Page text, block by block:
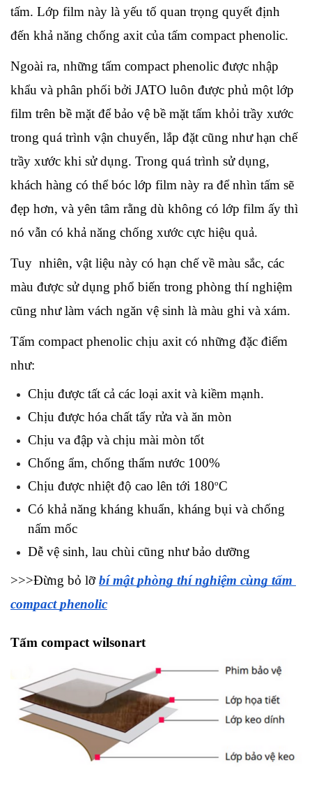
tấm. Lớp film này là yếu tố quan trọng quyết định
đến khả năng chống axit của tấm compact phenolic.
Ngoài ra, những tấm compact phenolic được nhập
khẩu và phân phối bởi JATO luôn được phủ một lớp
film trên bề mặt để bảo vệ bề mặt tấm khỏi trầy xước
trong quá trình vận chuyển, lắp đặt cũng như hạn chế
trầy xước khi sử dụng. Trong quá trình sử dụng,
khách hàng có thể bóc lớp film này ra để nhìn tấm sẽ
đẹp hơn, và yên tâm rằng dù không có lớp film ấy thì
nó vẫn có khả năng chống xước cực hiệu quả.
Tuy  nhiên, vật liệu này có hạn chế về màu sắc, các
màu được sử dụng phổ biến trong phòng thí nghiệm
cũng như làm vách ngăn vệ sinh là màu ghi và xám.
Tấm compact phenolic chịu axit có những đặc điểm
như:
Chịu được tất cả các loại axit và kiềm mạnh.
Chịu được hóa chất tẩy rửa và ăn mòn
Chịu va đập và chịu mài mòn tốt
Chống ẩm, chống thấm nước 100%
Chịu được nhiệt độ cao lên tới 180oC
Có khả năng kháng khuẩn, kháng bụi và chống
nấm mốc
Dễ vệ sinh, lau chùi cũng như bảo dưỡng
>>>Đừng bỏ lỡ bí mật phòng thí nghiệm cùng tấm
compact phenolic
Tấm compact wilsonart